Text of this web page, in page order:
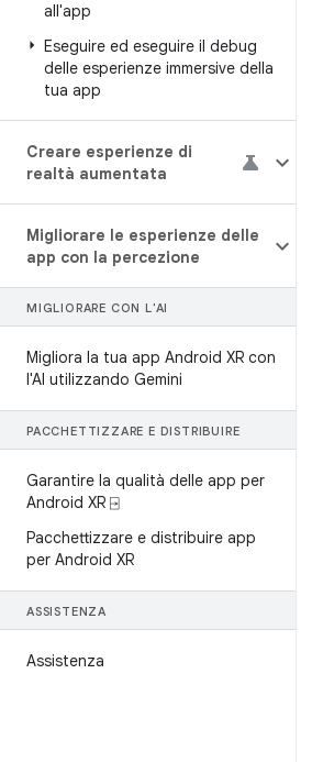
all'app
Eseguire ed eseguire il debug
delle esperienze immersive della
tua app
Creare esperienze di
realtà aumentata
Migliorare le esperienze delle
app con la percezione
MIGLIORARE CON L'AI
Migliora la tua app Android XR con
l'AI utilizzando Gemini
PACCHETTIZZARE E DISTRIBUIRE
Garantire la qualità delle app per
Android XR ⍈
Pacchettizzare e distribuire app
per Android XR
ASSISTENZA
Assistenza